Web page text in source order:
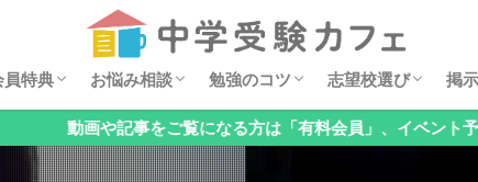
員特典
セミナー動画
ダウンロード特典
イベント案内
お悩み相談
安浪京子メッセージ
オンライン相談会
お悩みQ&A
勉強のコツ
算数の勉強法
親子でチェック！基礎の穴見つけ
国語の勉強法
理科の勉強法
公立中高一貫校の対策
オススメ学習漫画
志望校選び
過去問分析
中学・高校レポー
掲
掲
6
5
4
低
お
「
「
「
「
「
「
事をご覧になる方は「有料会員」、イベント予約のみの方は
セミナー動画
ダウンロード特典
イベント案内安浪京子メッセージ
オンライン相談会
お悩みQ&A 算数の勉強法
親子でチェック！基礎の穴見つけ
国語の勉強法
理科の勉強法
公立中高一貫校の対策
オススメ学習漫画
検索